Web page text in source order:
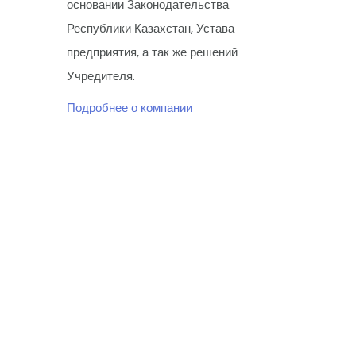
основании Законодательства
Республики Казахстан, Устава
предприятия, а так же решений
Учредителя.
Подробнее о компании